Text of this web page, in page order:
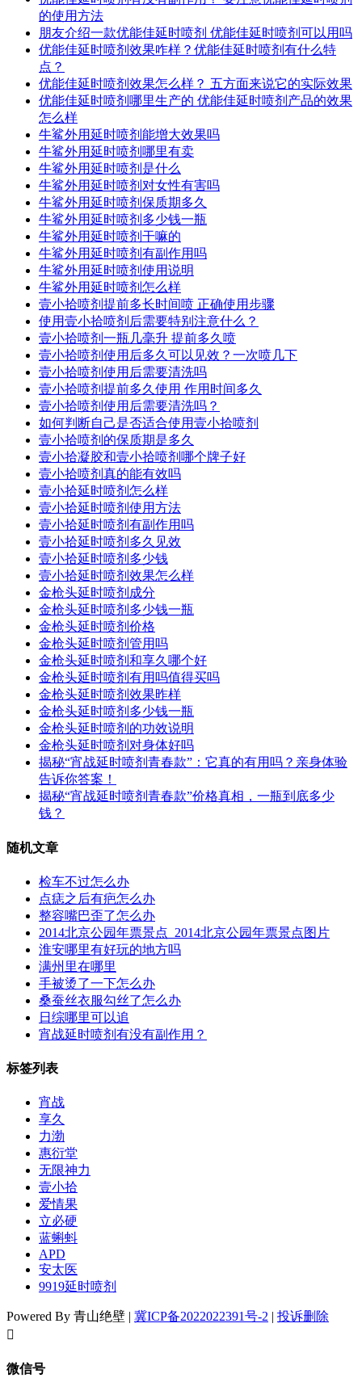
的使用方法
朋友介绍一款优能佳延时喷剂 优能佳延时喷剂可以用吗
优能佳延时喷剂效果咋样？优能佳延时喷剂有什么特
点？
优能佳延时喷剂效果怎么样？ 五方面来说它的实际效果
优能佳延时喷剂哪里生产的 优能佳延时喷剂产品的效果
怎么样
牛鲨外用延时喷剂能增大效果吗
牛鲨外用延时喷剂哪里有卖
牛鲨外用延时喷剂是什么
牛鲨外用延时喷剂对女性有害吗
牛鲨外用延时喷剂保质期多久
牛鲨外用延时喷剂多少钱一瓶
牛鲨外用延时喷剂干嘛的
牛鲨外用延时喷剂有副作用吗
牛鲨外用延时喷剂使用说明
牛鲨外用延时喷剂怎么样
壹小拾喷剂提前多长时间喷 正确使用步骤
使用壹小拾喷剂后需要特别注意什么？
壹小拾喷剂一瓶几毫升 提前多久喷
壹小拾喷剂使用后多久可以见效？一次喷几下
壹小拾喷剂使用后需要清洗吗
壹小拾喷剂提前多久使用 作用时间多久
壹小拾喷剂使用后需要清洗吗？
如何判断自己是否适合使用壹小拾喷剂
壹小拾喷剂的保质期是多久
壹小拾凝胶和壹小拾喷剂哪个牌子好
壹小拾喷剂真的能有效吗
壹小拾延时喷剂怎么样
壹小拾延时喷剂使用方法
壹小拾延时喷剂有副作用吗
壹小拾延时喷剂多久见效
壹小拾延时喷剂多少钱
壹小拾延时喷剂效果怎么样
金枪头延时喷剂成分
金枪头延时喷剂多少钱一瓶
金枪头延时喷剂价格
金枪头延时喷剂管用吗
金枪头延时喷剂和享久哪个好
金枪头延时喷剂有用吗值得买吗
金枪头延时喷剂效果昨样
金枪头延时喷剂多少钱一瓶
金枪头延时喷剂的功效说明
金枪头延时喷剂对身体好吗
揭秘“宵战延时喷剂青春款”：它真的有用吗？亲身体验
告诉你答案！
揭秘“宵战延时喷剂青春款”价格真相，一瓶到底多少
钱？
随机文章
检车不过怎么办
点痣之后有疤怎么办
整容嘴巴歪了怎么办
2014北京公园年票景点_2014北京公园年票景点图片
淮安哪里有好玩的地方吗
满州里在哪里
手被烫了一下怎么办
桑蚕丝衣服勾丝了怎么办
日综哪里可以追
宵战延时喷剂有没有副作用？
标签列表
宵战
享久
力渤
惠衍堂
无限神力
壹小拾
爱情果
立必硬
蓝蝌蚪
APD
安太医
9919延时喷剂
Powered By 青山绝壁 | 冀ICP备2022022391号-2 | 投诉删除
󦘖
微信号